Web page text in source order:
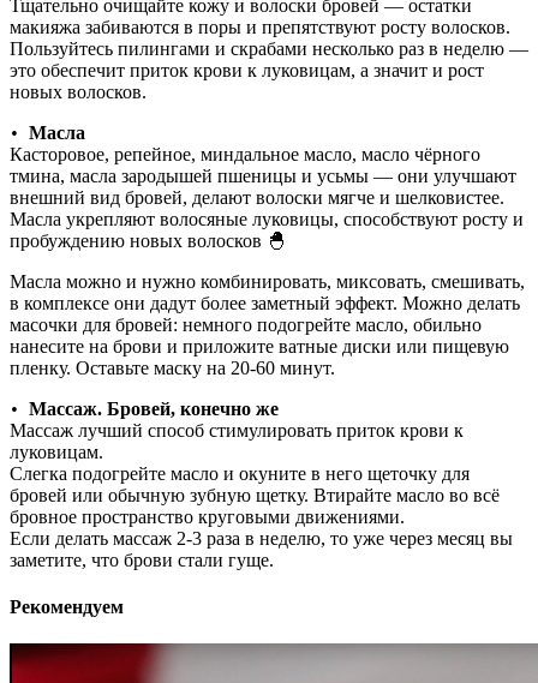
Тщательно очищайте кожу и волоски бровей — остатки
макияжа забиваются в поры и препятствуют росту волосков.
Пользуйтесь пилингами и скрабами несколько раз в неделю —
это обеспечит приток крови к луковицам, а значит и рост
новых волосков.
• Масла
Касторовое, репейное, миндальное масло, масло чёрного
тмина, масла зародышей пшеницы и усьмы — они улучшают
внешний вид бровей, делают волоски мягче и шелковистее.
Масла укрепляют волосяные луковицы, способствуют росту и
пробуждению новых волосков 🐣
Масла можно и нужно комбинировать, миксовать, смешивать,
в комплексе они дадут более заметный эффект. Можно делать
масочки для бровей: немного подогрейте масло, обильно
нанесите на брови и приложите ватные диски или пищевую
пленку. Оставьте маску на 20-60 минут.
• Массаж. Бровей, конечно же
Массаж лучший способ стимулировать приток крови к
луковицам.
Слегка подогрейте масло и окуните в него щеточку для
бровей или обычную зубную щетку. Втирайте масло во всё
бровное пространство круговыми движениями.
Если делать массаж 2-3 раза в неделю, то уже через месяц вы
заметите, что брови стали гуще.
Рекомендуем